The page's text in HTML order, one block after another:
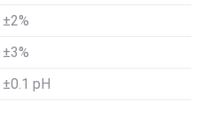
±2%
±3%
±0.1 pH